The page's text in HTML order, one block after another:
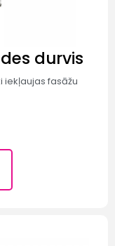
durvis​
iekļaujas fasāžu